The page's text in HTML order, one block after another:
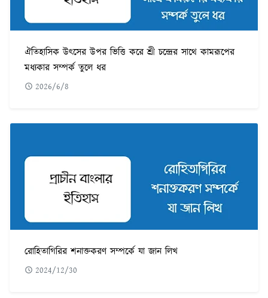
ঐতিহাসিক উৎসের উপর ভিত্তি করে শ্রী চন্দ্রের সাথে কামরূপের
মধ্যকার সম্পর্ক তুলে ধর
2026/6/8
রোহিতাগিরির শনাক্তকরণ সম্পর্কে যা জান লিখ
2024/12/30